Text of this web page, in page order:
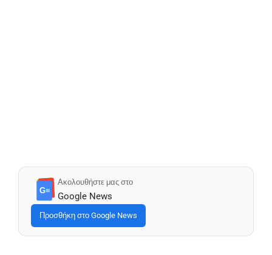
G≡
Ακολουθήστε μας στο
Google News
Προσθήκη στο Google News